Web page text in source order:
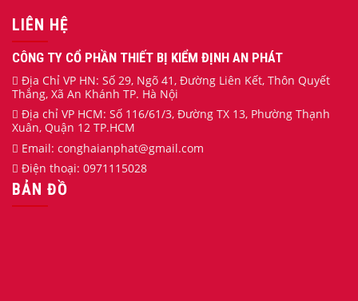
LIÊN HỆ
CÔNG TY CỔ PHẦN THIẾT BỊ KIỂM ĐỊNH AN PHÁT
Địa Chỉ VP HN: Số 29, Ngõ 41, Đường Liên Kết, Thôn Quyết
Thắng, Xã An Khánh TP. Hà Nội
Địa chỉ VP HCM: Số 116/61/3, Đường TX 13, Phường Thạnh
Xuân, Quận 12 TP.HCM
Email: conghaianphat@gmail.com
Điện thoại: 0971115028
BẢN ĐỒ